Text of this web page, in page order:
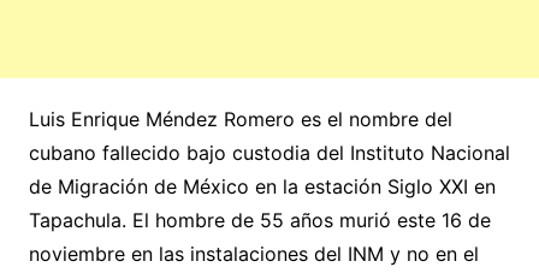
Luis Enrique Méndez Romero es el nombre del
cubano fallecido bajo custodia del Instituto Nacional
de Migración de México en la estación Siglo XXI en
Tapachula. El hombre de 55 años murió este 16 de
noviembre en las instalaciones del INM y no en el